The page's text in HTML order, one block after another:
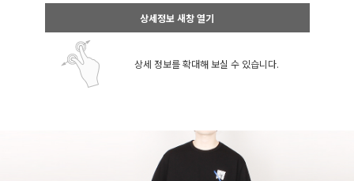
상세정보 새창 열기
상세 정보를 확대해 보실 수 있습니다.